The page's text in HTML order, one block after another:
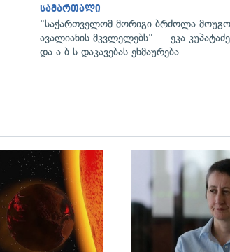
სამართალი
"საქართველომ მორიგი ბრძოლა მოუგო
ავალიანის მკვლელებს" — ეკა
და ა.ბ-ს დაკავებას ეხმაურება